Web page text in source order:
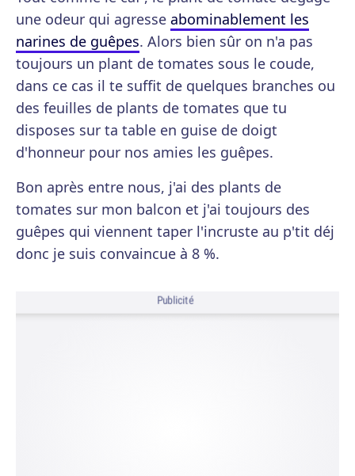
une odeur qui agresse abominablement les
narines de guêpes. Alors bien sûr on n'a pas
toujours un plant de tomates sous le coude,
dans ce cas il te suffit de quelques branches ou
des feuilles de plants de tomates que tu
disposes sur ta table en guise de doigt
d'honneur pour nos amies les guêpes.
Bon après entre nous, j'ai des plants de
tomates sur mon balcon et j'ai toujours des
guêpes qui viennent taper l'incruste au p'tit déj
donc je suis convaincue à 8 %.
Publicité